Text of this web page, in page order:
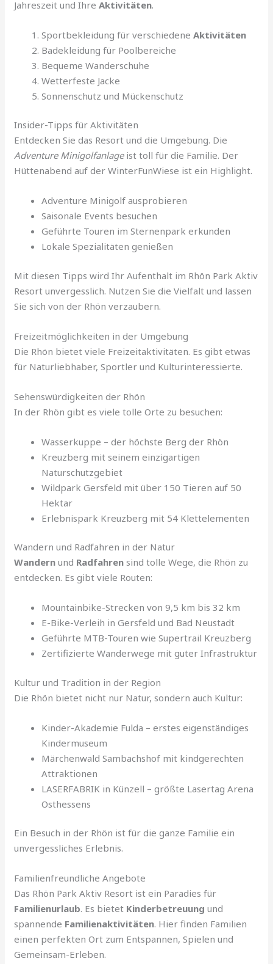
Jahreszeit und IhreAktivitäten.
Sportbekleidung für verschiedeneAktivitäten
Badekleidung für Poolbereiche
Bequeme Wanderschuhe
Wetterfeste Jacke
Sonnenschutz und Mückenschutz
Insider-Tipps für Aktivitäten
Entdecken Sie das Resort und die Umgebung. Die
Adventure Minigolfanlageist toll für die Familie. Der
Hüttenabend auf der WinterFunWiese ist ein Highlight.
Adventure Minigolf ausprobieren
Saisonale Events besuchen
Geführte Touren im Sternenpark erkunden
Lokale Spezialitäten genießen
Mit diesen Tipps wird Ihr Aufenthalt im Rhön Park Aktiv
Resort unvergesslich. Nutzen Sie die Vielfalt und lassen
Sie sich von der Rhön verzaubern.
Freizeitmöglichkeiten in der Umgebung
Die Rhön bietet viele Freizeitaktivitäten. Es gibt etwas
für Naturliebhaber, Sportler und Kulturinteressierte.
Sehenswürdigkeiten der Rhön
In der Rhön gibt es viele tolle Orte zu besuchen:
Wasserkuppe – der höchste Berg der Rhön
Kreuzberg mit seinem einzigartigen
Naturschutzgebiet
Wildpark Gersfeld mit über 150 Tieren auf 50
Hektar
Erlebnispark Kreuzberg mit 54 Klettelementen
Wandern und Radfahren in der Natur
Wandern und Radfahren sind tolle Wege, die Rhön zu
entdecken. Es gibt viele Routen:
Mountainbike-Strecken von 9,5 km bis 32 km
E-Bike-Verleih in Gersfeld und Bad Neustadt
Geführte MTB-Touren wie Supertrail Kreuzberg
Zertifizierte Wanderwege mit guter Infrastruktur
Kultur und Tradition in der Region
Die Rhön bietet nicht nur Natur, sondern auch Kultur:
Kinder-Akademie Fulda – erstes eigenständiges
Kindermuseum
Märchenwald Sambachshof mit kindgerechten
Attraktionen
LASERFABRIK in Künzell – größte Lasertag Arena
Osthessens
Ein Besuch in der Rhön ist für die ganze Familie ein
unvergessliches Erlebnis.
Familienfreundliche Angebote
Das Rhön Park Aktiv Resort ist ein Paradies für
Familienurlaub. Es bietet Kinderbetreuung und
spannende Familienaktivitäten. Hier finden Familien
einen perfekten Ort zum Entspannen, Spielen und
Gemeinsam-Erleben.